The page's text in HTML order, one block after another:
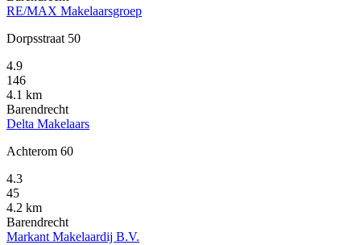
RE/MAX Makelaarsgroep
Dorpsstraat 50
4.9
146
4.1 km
Barendrecht
Delta Makelaars
Achterom 60
4.3
45
4.2 km
Barendrecht
Markant Makelaardij B.V.